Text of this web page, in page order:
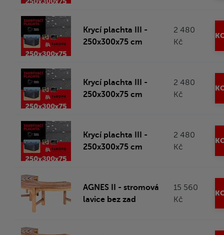
Krycí plachta III -
250x300x75 cm
2 480
Kč
Krycí plachta III -
250x300x75 cm
2 480
Kč
Krycí plachta III -
250x300x75 cm
2 480
Kč
AGNES II - stromová
lavice bez zad
15 560
Kč